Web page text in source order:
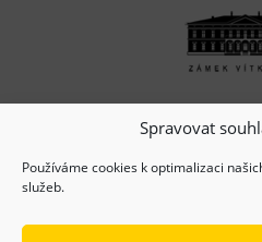
Spravovat
Používáme cookies k optimalizaci
služeb.